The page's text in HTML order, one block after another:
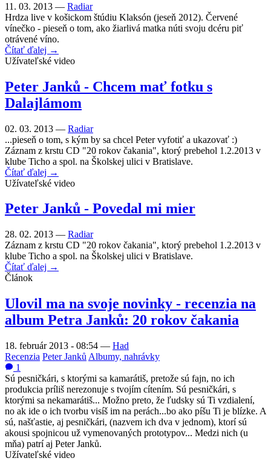
11. 03. 2013 — Radiar
Hrdza live v košickom štúdiu Klaksón (jeseň 2012). Červené
vínečko - pieseň o tom, ako žiarlivá matka núti svoju dcéru piť
otrávené víno.
Čítať ďalej →
Užívateľské video
Peter Janků - Chcem mať fotku s
Dalajlámom
02. 03. 2013 — Radiar
...pieseň o tom, s kým by sa chcel Peter vyfotiť a ukazovať :)
Záznam z krstu CD "20 rokov čakania", ktorý prebehol 1.2.2013 v
klube Ticho a spol. na Školskej ulici v Bratislave.
Čítať ďalej →
Užívateľské video
Peter Janků - Povedal mi mier
28. 02. 2013 — Radiar
Záznam z krstu CD "20 rokov čakania", ktorý prebehol 1.2.2013 v
klube Ticho a spol. na Školskej ulici v Bratislave.
Čítať ďalej →
Článok
Ulovil ma na svoje novinky - recenzia na
album Petra Janků: 20 rokov čakania
18. február 2013 - 08:54 — Had
Recenzia Peter Janků Albumy, nahrávky
1
Sú pesničkári, s ktorými sa kamarátiš, pretože sú fajn, no ich
produkcia príliš nerezonuje s tvojím cítením. Sú pesničkári, s
ktorými sa nekamarátiš... Možno preto, že ľudsky sú Ti vzdialení,
no ak ide o ich tvorbu visíš im na perách...bo ako píšu Ti je blízke. A
sú, našťastie, aj pesničkári, (nazvem ich dva v jednom), ktorí sú
akousi spojnicou už vymenovaných prototypov... Medzi nich (u
mňa) patrí aj Peter Janků.
Užívateľské video